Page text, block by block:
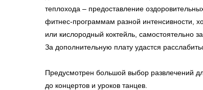
теплохода – предоставление
фитнес-программам разной интенсивности,
или кислородный коктейль, самостоятельно
За дополнительную плату удастся
Предусмотрен большой выбор развлечений
до концертов и уроков танцев.